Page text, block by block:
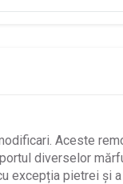
Aceste
diverselor
excepția pietrei și